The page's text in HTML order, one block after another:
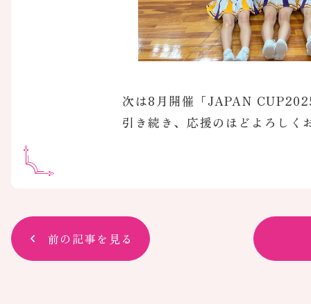
次は8月開催「JAPAN
引き続き、応援のほどよろしく
前の記事を見る